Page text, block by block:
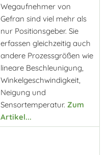
Wegaufnehmer von
Gefran sind viel mehr als
nur Positionsgeber. Sie
erfassen gleichzeitig auch
andere Prozessgrößen wie
lineare Beschleunigung,
Winkelgeschwindigkeit,
Neigung und
Sensortemperatur. Zum
Artikel...